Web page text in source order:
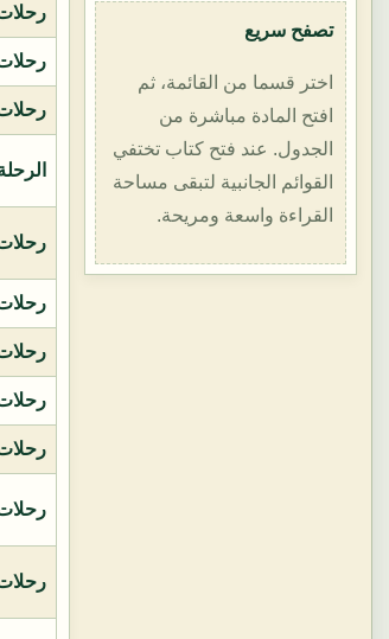
تصفح سريع
اختر قسما من القائمة، ثم
افتح المادة مباشرة من
الجدول. عند فتح كتاب تختفي
القوائم الجانبية لتبقى مساحة
القراءة واسعة ومريحة.
رحلات
رحلات
رحلات
الرحلة
رحلات
رحلات
رحلات
رحلات
رحلات
رحلات